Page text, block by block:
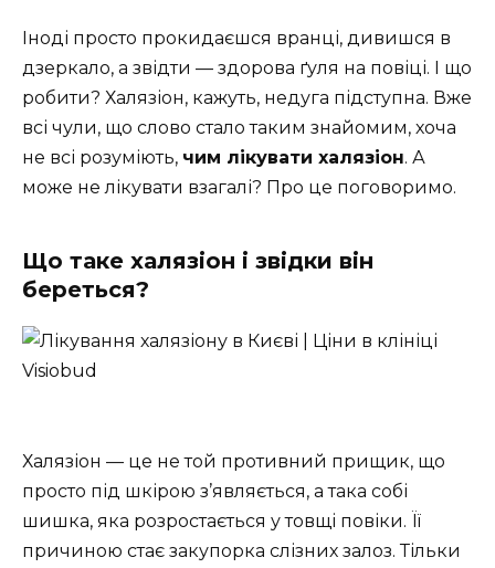
Іноді просто прокидаєшся вранці, дивишся в
дзеркало, а звідти — здорова ґуля на повіці. І що
робити? Халязіон, кажуть, недуга підступна. Вже
всі чули, що слово стало таким знайомим, хоча
не всі розуміють, чим лікувати халязіон. А
може не лікувати взагалі? Про це поговоримо.
Що таке халязіон і звідки він
береться?
Халязіон — це не той противний прищик, що
просто під шкірою з’являється, а така собі
шишка, яка розростається у товщі повіки. Її
причиною стає закупорка слізних залоз. Тільки